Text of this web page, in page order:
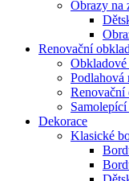
Obrazy na
Renovační
Podlahová
Renovační
Dekorace
Klasické